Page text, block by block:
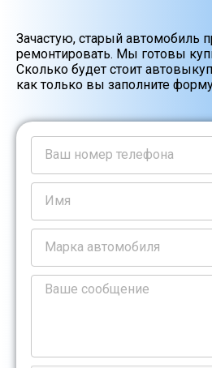
Зачастую, старый автомобиль
ремонтировать. Мы готовы
Сколько будет стоит
как только вы заполните